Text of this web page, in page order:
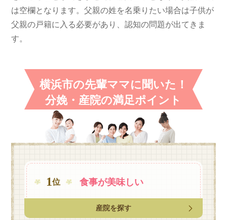
は空欄となります。父親の姓を名乗りたい場合は子供が
父親の戸籍に入る必要があり、認知の問題が出てきま
す。
横浜市の先輩ママに聞いた！
分娩・産院の満足ポイント
1位 食事が美味しい
産院を探す